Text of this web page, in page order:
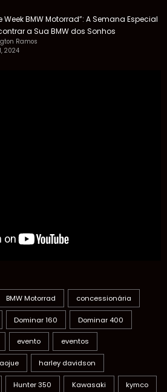
Week BMW Motorrad”: A Semana Especial
a Sua BMW dos Sonhos
Ramos
2024
BMW Motorrad concessionária
Dominar 160 Dominar 400
evento eventos
harley davidson
Hunter 350 Kawasaki kymco